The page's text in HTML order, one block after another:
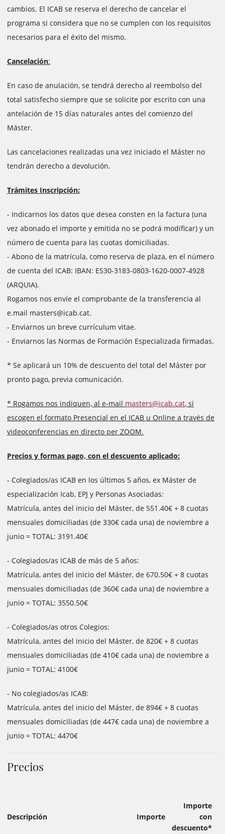
cambios. El ICAB se reserva el derecho de cancelar el
programa si considera que no se cumplen con los requisitos
necesarios para el éxito del mismo.
Cancelación:
En caso de anulación, se tendrá derecho al reembolso del
total satisfecho siempre que se solicite por escrito con una
antelación de 15 días naturales antes del comienzo del
Máster.
Las cancelaciones realizadas una vez iniciado el Máster no
tendrán derecho a devolución.
Trámites Inscripción:
- Indicarnos los datos que desea consten en la factura (una
vez abonado el importe y emitida no se podrá modificar) y un
número de cuenta para las cuotas domiciliadas.
- Abono de la matrícula, como reserva de plaza, en el número
de cuenta del ICAB: IBAN: ES30-3183-0803-1620-0007-4928
(ARQUIA).
Rogamos nos envíe el comprobante de la transferencia al
e.mail masters@icab.cat.
- Enviarnos un breve currículum vitae.
- Enviarnos las Normas de Formación Especializada firmadas.
* Se aplicará un 10% de descuento del total del Máster por
pronto pago, previa comunicación.
* Rogamos nos indiquen, al e-mail masters@icab.cat, si
escogen el formato Presencial en el ICAB u Online a través de
videoconferencias en directo per ZOOM.
Precios y formas pago, con el descuento aplicado:
- Colegiados/as ICAB en los últimos 5 años, ex Máster de
especialización Icab, EPJ y Personas Asociadas:
Matrícula, antes del inicio del Máster, de 551.40€ + 8 cuotas
mensuales domiciliadas (de 330€ cada una) de noviembre a
junio = TOTAL: 3191.40€
- Colegiados/as ICAB de más de 5 años:
Matrícula, antes del inicio del Máster, de 670.50€ + 8 cuotas
mensuales domiciliadas (de 360€ cada una) de noviembre a
junio = TOTAL: 3550.50€
- Colegiados/as otros Colegios:
Matrícula, antes del inicio del Máster, de 820€ + 8 cuotas
mensuales domiciliadas (de 410€ cada una) de noviembre a
junio = TOTAL: 4100€
- No colegiados/as ICAB:
Matrícula, antes del inicio del Máster, de 894€ + 8 cuotas
mensuales domiciliadas (de 447€ cada una) de noviembre a
junio = TOTAL: 4470€
Precios
Descripción Importe
Importe
con
descuento*